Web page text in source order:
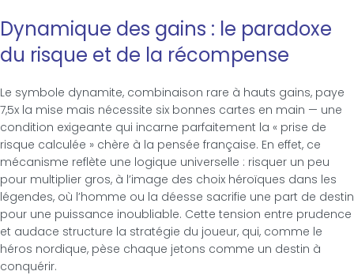
Dynamique des gains : le paradoxe
du risque et de la récompense
Le symbole dynamite, combinaison rare à hauts gains, paye
7,5x la mise mais nécessite six bonnes cartes en main — une
condition exigeante qui incarne parfaitement la « prise de
risque calculée » chère à la pensée française. En effet, ce
mécanisme reflète une logique universelle : risquer un peu
pour multiplier gros, à l’image des choix héroïques dans les
légendes, où l’homme ou la déesse sacrifie une part de destin
pour une puissance inoubliable. Cette tension entre prudence
et audace structure la stratégie du joueur, qui, comme le
héros nordique, pèse chaque jetons comme un destin à
conquérir.